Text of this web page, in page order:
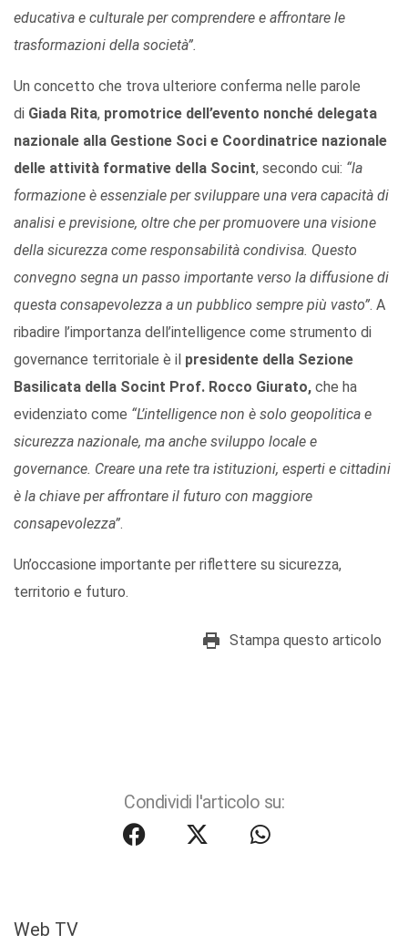
educativa e culturale per comprendere e affrontare le
trasformazioni della società”.
Un concetto che trova ulteriore conferma nelle parole
di Giada Rita, promotrice dell’evento nonché delegata
nazionale alla Gestione Soci e Coordinatrice nazionale
delle attività formative della Socint, secondo cui: “la
formazione è essenziale per sviluppare una vera capacità di
analisi e previsione, oltre che per promuovere una visione
della sicurezza come responsabilità condivisa. Questo
convegno segna un passo importante verso la diffusione di
questa consapevolezza a un pubblico sempre più vasto”. A
ribadire l’importanza dell’intelligence come strumento di
governance territoriale è il presidente della Sezione
Basilicata della Socint Prof. Rocco Giurato, che ha
evidenziato come “L’intelligence non è solo geopolitica e
sicurezza nazionale, ma anche sviluppo locale e
governance. Creare una rete tra istituzioni, esperti e cittadini
è la chiave per affrontare il futuro con maggiore
consapevolezza”.
Un’occasione importante per riflettere su sicurezza,
territorio e futuro.
Stampa questo articolo
Condividi l'articolo su:
Web TV